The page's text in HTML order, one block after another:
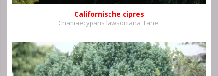
Californische cipres
Chamaecyparis lawsoniana 'Lane'